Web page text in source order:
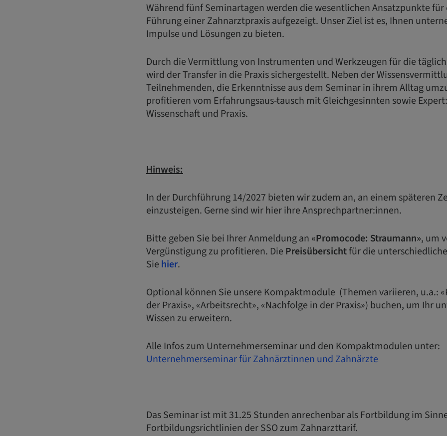
Während fünf Seminartagen werden die wesentlichen Ansatzpunkte
Führung einer Zahnarztpraxis aufgezeigt. Unser Ziel ist es, Ihnen
Impulse und Lösungen zu bieten.
Durch die Vermittlung von Instrumenten und Werkzeugen für die
wird der Transfer in die Praxis sichergestellt. Neben der
Teilnehmenden, die Erkenntnisse aus dem Seminar in ihrem Alltag
profitieren vom Erfahrungsaus-tausch mit Gleichgesinnten sowie
Wissenschaft und Praxis.
Hinweis:
In der Durchführung 14/2027 bieten wir zudem an, an einem späteren
einzusteigen. Gerne sind wir hier ihre Ansprechpartner:innen.
Bitte geben Sie bei Ihrer Anmeldung an «Promocode: Straumann», um
Vergünstigung zu profitieren. Die Preisübersichtfür die
Sie hier.
Optional können Sie unsere Kompaktmodule (Themen variieren, u.a.:
der Praxis», «Arbeitsrecht», «Nachfolge in der Praxis») buchen, um Ihr
Wissen zu erweitern.
Alle Infos zum Unternehmerseminar und den Kompaktmodulen unter:
Unternehmerseminar für Zahnärztinnen und Zahnärzte
Das Seminar ist mit 31.25 Stunden anrechenbar als Fortbildung im
Fortbildungsrichtlinien der SSO zum Zahnarzttarif.